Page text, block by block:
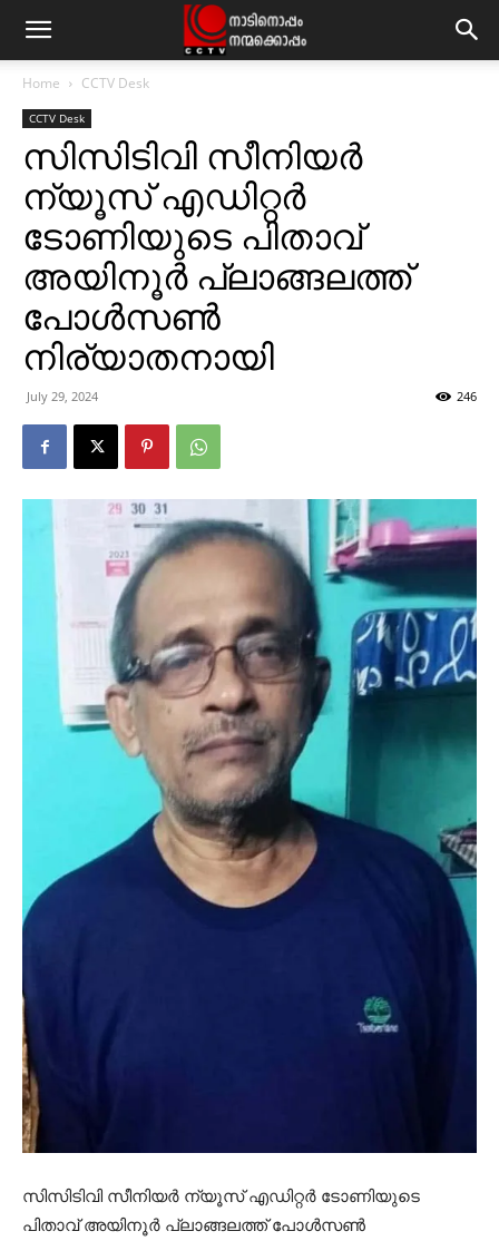
Home CCTV Desk
CCTV Desk
സിസിടിവി സീനിയര്‍
ന്യൂസ് എഡിറ്റര്‍
ടോണിയുടെ പിതാവ്
അയിനൂര്‍ പ്ലാങ്ങലത്ത്
പോള്‍സണ്‍
നിര്യാതനായി
July 29, 2024 246
സിസിടിവി സീനിയര്‍ ന്യൂസ് എഡിറ്റര്‍ ടോണിയുടെ
പിതാവ് അയിനൂര്‍ പ്ലാങ്ങലത്ത് പോള്‍സണ്‍